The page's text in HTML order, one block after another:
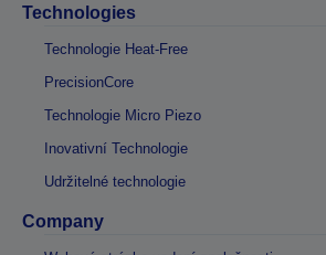
Technologies
Technologie Heat-Free
PrecisionCore
Technologie Micro Piezo
Inovativní Technologie
Udržitelné technologie
Company